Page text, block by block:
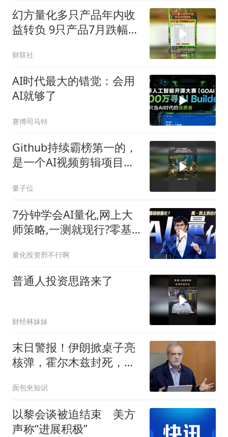
幻方量化多只产品年内收
益转负 9只产品7月跌幅超
财联社
AI时代最大的错觉：会用
AI就够了
赛博司马特
Github持续霸榜第一的，
是一个AI视频剪辑项目
量子位
7分钟学会AI量化,网上大
师策略,一测就现行?零基
量化的最优方案?不用装
Python,不用写代码,一样
能回测? | 量化
量化投资邢不行啊
普通人投资思路来了
财经林妹妹
末日警报！伊朗掀桌子亮
核弹，霍尔木兹封死，美
面包夹知识
以黎会谈被迫结束 美方
声称“进展积极”